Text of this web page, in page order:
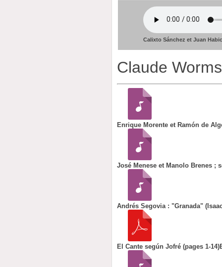
Calixto Sánchez et Juan
Claude Worms
Enrique Morente et Ramón de
José Menese et Manolo Brenes ;
Andrés Segovia : "Granada"
El Cante según Jofré (pages 1-14)